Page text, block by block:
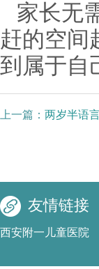
家长无
赶的空间
到属于自
上一篇： 两岁半语
友情链接
西安附一儿童医院